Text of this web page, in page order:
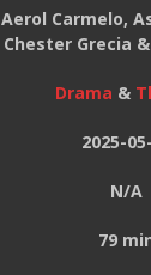
Aerol Carmelo,
Chester Grecia
Drama &
2025-
N/A
79